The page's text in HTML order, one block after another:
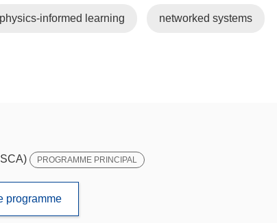
physics-informed learning networked systems
PROGRAMME PRINCIPAL
programme